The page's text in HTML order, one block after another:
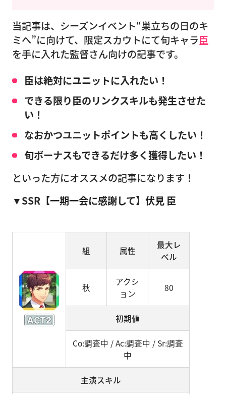
当記事は、シーズンイベント“巣立ちの日のキ
ミへ”に向けて、限定スカウトにて旬キャラ臣
を手に入れた監督さん向けの記事です。
臣は絶対にユニットに入れたい！
できる限り臣のリンクスキルも発生させた
い！
なおかつユニットポイントも高くしたい！
旬ボーナスもできるだけ多く獲得したい！
といった方にオススメの記事になります！
▼SSR【一期一会に感謝して】伏見 臣
組 属性
最大レ
ベル
秋
アクシ
ョン
80
初期値
Co:調査中 / Ac:調査中 / Sr:調査
中
主演スキル